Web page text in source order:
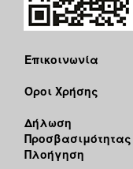
Επικοινωνία
Όροι Χρήσης
Δήλωση
Προσβασιμότητας
Πλοήγηση